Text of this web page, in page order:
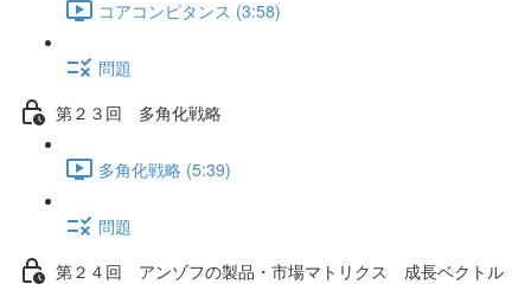
コアコンピタンス (3:58)
問題
第２３回 多角化戦略
多角化戦略 (5:39)
問題
第２４回 アンゾフの製品・市場マトリクス 成長ベクトル